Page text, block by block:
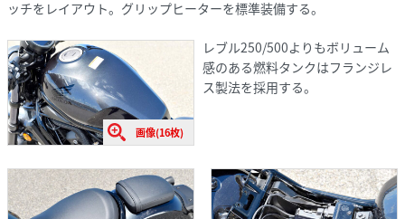
ッチをレイアウト。グリップヒーターを標準装備する。
画像(16枚)
レブル250/500よりもボリューム
感のある燃料タンクはフランジレ
ス製法を採用する。